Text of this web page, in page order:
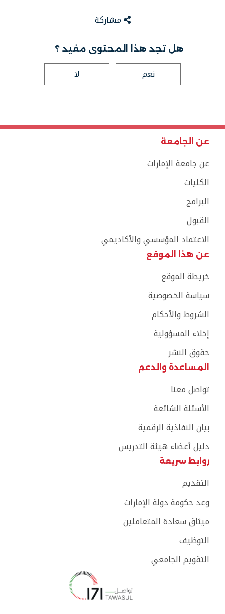
مشاركة
هل تجد هذا المحتوى مفيد ؟
نعم لا
عن الجامعة
عن جامعة الإمارات
الكليات
البرامج
القبول
الاعتماد المؤسسي والأكاديمي
عن هذا الموقع
خريطة الموقع
سياسة الخصوصية
الشروط والأحكام
إخلاء المسؤولية
حقوق النشر
المساعدة والدعم
تواصل معنا
الأسئلة الشائعة
بيان النفاذية الرقمية
دليل أعضاء هيئة التدريس
روابط سريعة
التقديم
وعد حكومة دولة الإمارات
ميثاق سعادة المتعاملين
التوظيف
التقويم الجامعي